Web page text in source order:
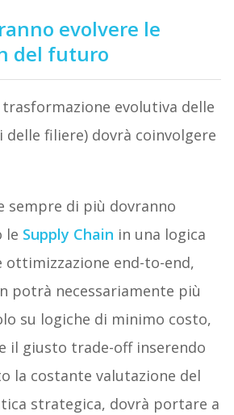
evolvere le
del futuro
evolutiva delle
delle filiere) dovrà coinvolgere
sempre di più dovranno
le Supply Chain in una logica
ottimizzazione end-to-end,
potrà necessariamente più
su logiche di minimo costo,
il giusto trade-off inserendo
la costante valutazione del
strategica, dovrà portare a